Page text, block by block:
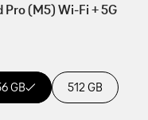
Pro (M5) Wi-Fi + 5G
GB 512 GB